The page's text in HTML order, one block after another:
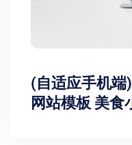
(自适应手机
网站模板 美食